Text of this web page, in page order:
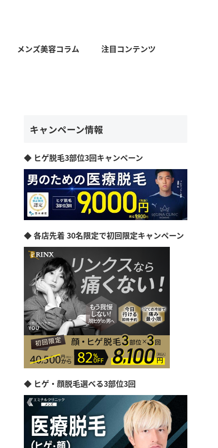
メンズ美容コラム 注目コンテンツ
キャンペーン情報
◆ ヒゲ脱毛3部位3回キャンペーン
◆ 各店先着 30名限定で初回限定キャンペーン
◆ ヒゲ・顔脱毛選べる3部位3回